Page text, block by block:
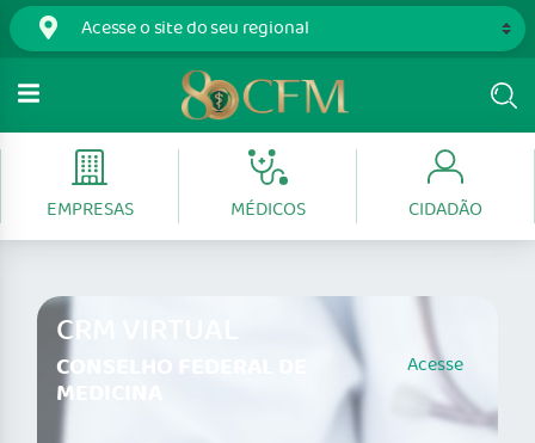
EMPRESAS MÉDICOS CIDADÃO
CRM VIRTUAL
CONSELHO FEDERAL DE
MEDICINA
Acesse